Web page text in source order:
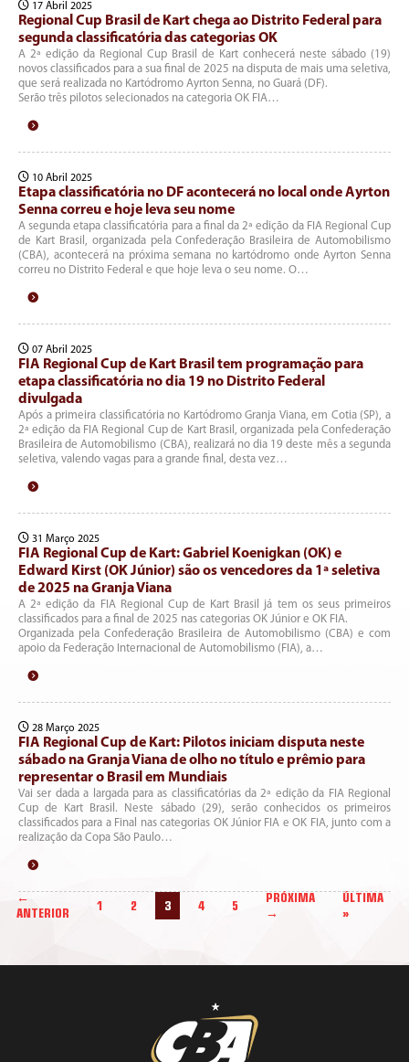
17 Abril 2025
Regional Cup Brasil de Kart chega ao Distrito Federal para
segunda classificatória das categorias OK
A 2ª edição da Regional Cup Brasil de Kart conhecerá neste sábado (19)
novos classificados para a sua final de 2025 na disputa de mais uma seletiva,
que será realizada no Kartódromo Ayrton Senna, no Guará (DF).
Serão três pilotos selecionados na categoria OK FIA…
10 Abril 2025
Etapa classificatória no DF acontecerá no local onde Ayrton
Senna correu e hoje leva seu nome
A segunda etapa classificatória para a final da 2ª edição da FIA Regional Cup
de Kart Brasil, organizada pela Confederação Brasileira de Automobilismo
(CBA), acontecerá na próxima semana no kartódromo onde Ayrton Senna
correu no Distrito Federal e que hoje leva o seu nome. O…
07 Abril 2025
FIA Regional Cup de Kart Brasil tem programação para
etapa classificatória no dia 19 no Distrito Federal
divulgada
Após a primeira classificatória no Kartódromo Granja Viana, em Cotia (SP), a
2ª edição da FIA Regional Cup de Kart Brasil, organizada pela Confederação
Brasileira de Automobilismo (CBA), realizará no dia 19 deste mês a segunda
seletiva, valendo vagas para a grande final, desta vez…
31 Março 2025
FIA Regional Cup de Kart: Gabriel Koenigkan (OK) e
Edward Kirst (OK Júnior) são os vencedores da 1ª seletiva
de 2025 na Granja Viana
A 2ª edição da FIA Regional Cup de Kart Brasil já tem os seus primeiros
classificados para a final de 2025 nas categorias OK Júnior e OK FIA.
Organizada pela Confederação Brasileira de Automobilismo (CBA) e com
apoio da Federação Internacional de Automobilismo (FIA), a…
28 Março 2025
FIA Regional Cup de Kart: Pilotos iniciam disputa neste
sábado na Granja Viana de olho no título e prêmio para
representar o Brasil em Mundiais
Vai ser dada a largada para as classificatórias da 2ª edição da FIA Regional
Cup de Kart Brasil. Neste sábado (29), serão conhecidos os primeiros
classificados para a Final nas categorias OK Júnior FIA e OK FIA, junto com a
realização da Copa São Paulo…
←
ANTERIOR
1 2 3 4 5
PRÓXIMA
→
ÚLTIMA
»